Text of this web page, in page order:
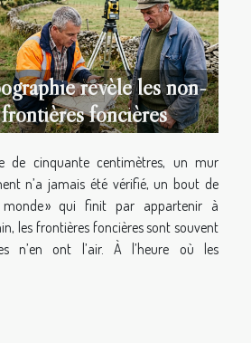
révèle les non-
foncières
de cinquante centimètres, un mur
n’a jamais été vérifié, un bout de
» qui finit par appartenir à
les frontières foncières sont souvent
n’en ont l’air. À l’heure où les